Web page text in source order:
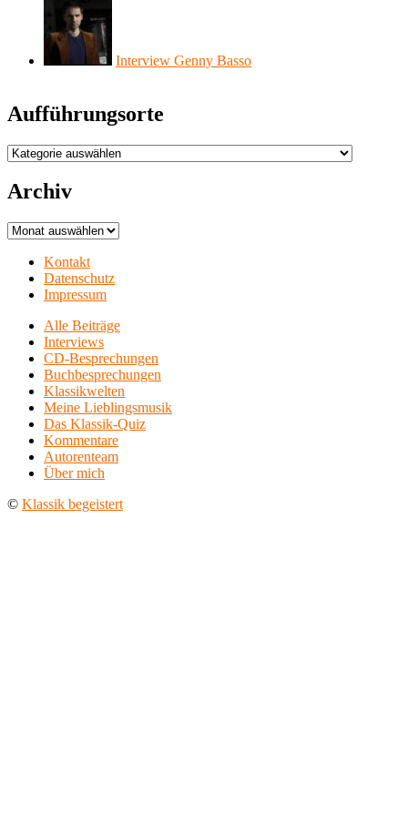
Interview Genny Basso
Aufführungsorte
Aufführungsorte
Archiv
Archiv
Kontakt
Datenschutz
Impressum
Alle Beiträge
Interviews
CD-Besprechungen
Buchbesprechungen
Klassikwelten
Meine Lieblingsmusik
Das Klassik-Quiz
Kommentare
Autorenteam
Über mich
© Klassik begeistert